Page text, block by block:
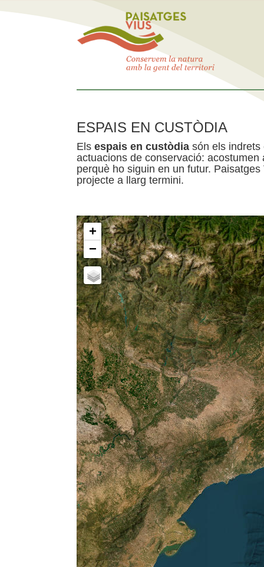
ESPAIS EN CUSTÒDIA
Els espais en custòdia són els indrets
actuacions de conservació:
perquè ho siguin en un futur.
projecte a llarg termini.
+
−